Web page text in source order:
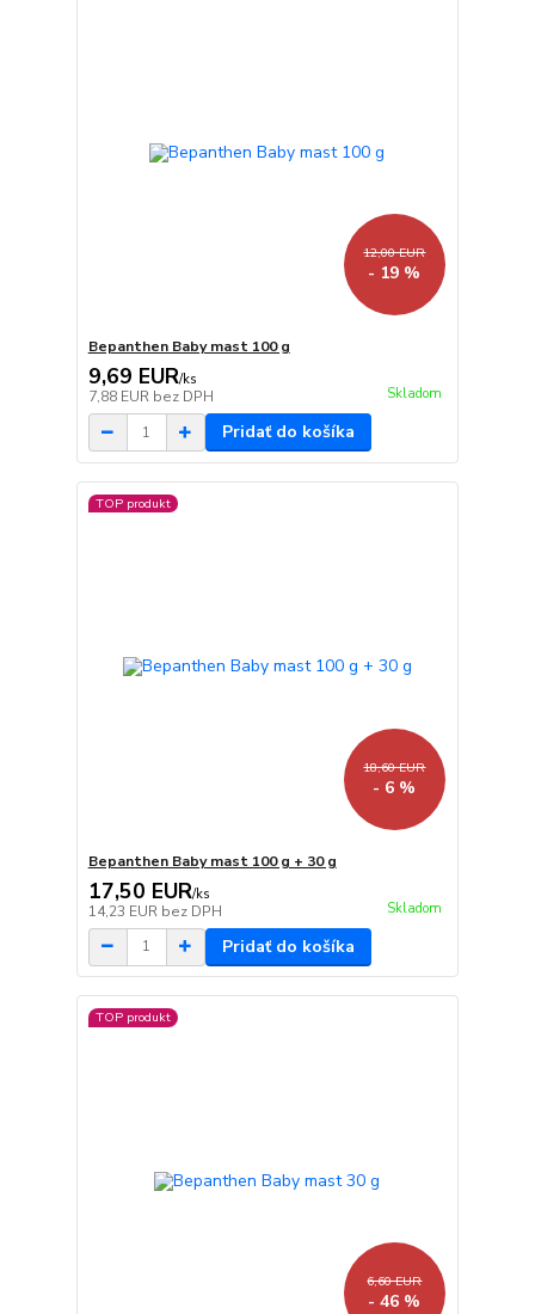
12,00 EUR
- 19 %
Bepanthen Baby mast 100 g
9,69 EUR/ks
7,88 EUR bez DPH Skladom
Pridať do košíka
TOP produkt
18,60 EUR
- 6 %
Bepanthen Baby mast 100 g + 30 g
17,50 EUR/ks
14,23 EUR bez DPH Skladom
Pridať do košíka
TOP produkt
6,60 EUR
- 46 %